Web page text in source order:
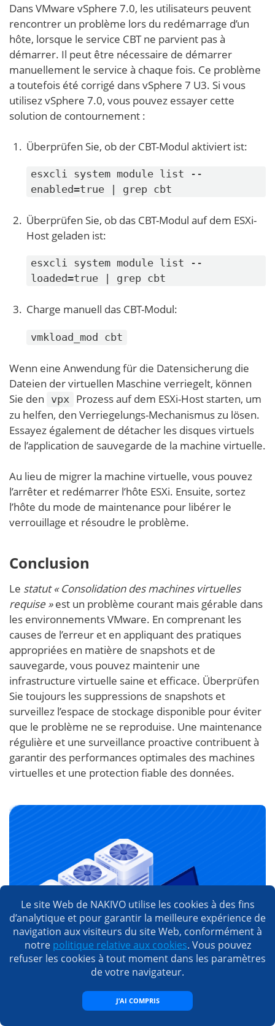
Dans VMware vSphere 7.0, les utilisateurs peuvent
rencontrer un problème lors du redémarrage d’un
hôte, lorsque le service CBT ne parvient pas à
démarrer. Il peut être nécessaire de démarrer
manuellement le service à chaque fois. Ce problème
a toutefois été corrigé dans vSphere 7 U3. Si vous
utilisez vSphere 7.0, vous pouvez essayer cette
solution de contournement :
Überprüfen Sie, ob der CBT-Modul aktiviert ist:
esxcli system module list --
enabled=true | grep cbt
Überprüfen Sie, ob das CBT-Modul auf dem ESXi-
Host geladen ist:
esxcli system module list --
loaded=true | grep cbt
Charge manuell das CBT-Modul:
vmkload_mod cbt
Wenn eine Anwendung für die Datensicherung die
Dateien der virtuellen Maschine verriegelt, können
Sie den
vpx
Prozess auf dem ESXi-Host starten, um
zu helfen, den Verriegelungs-Mechanismus zu lösen.
Essayez également de détacher les disques virtuels
de l’application de sauvegarde de la machine virtuelle.
Au lieu de migrer la machine virtuelle, vous pouvez
l’arrêter et redémarrer l’hôte ESXi. Ensuite, sortez
l’hôte du mode de maintenance pour libérer le
verrouillage et résoudre le problème.
Conclusion
Le statut « Consolidation des machines virtuelles
requise »est un problème courant mais gérable dans
les environnements VMware. En comprenant les
causes de l’erreur et en appliquant des pratiques
appropriées en matière de snapshots et de
sauvegarde, vous pouvez maintenir une
infrastructure virtuelle saine et efficace. Überprüfen
Sie toujours les suppressions de snapshots et
surveillez l’espace de stockage disponible pour éviter
que le problème ne se reproduise. Une maintenance
régulière et une surveillance proactive contribuent à
garantir des performances optimales des machines
virtuelles et une protection fiable des données.
Le site Web de NAKIVO utilise les cookies à des fins
d’analytique et pour garantir la meilleure expérience de
navigation aux visiteurs du site Web, conformément à
notre politique relative aux cookies. Vous pouvez
refuser les cookies à tout moment dans les paramètres
de votre navigateur.
J’AI COMPRIS